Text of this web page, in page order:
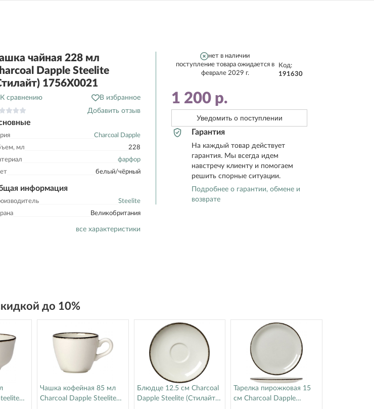
чайная 228 мл
Dapple Steelite
1756X0021
К сравнению
В избранное
Добавить отзыв
Charcoal Dapple
мл
228
фарфор
белый/чёрный
информация
Steelite
Великобритания
все характеристики
нет в наличии
поступление товара ожидается в
феврале 2029 г.
Код:
191630
1 200 р.
Уведомить о поступлении
Гарантия
На каждый товар действует
гарантия. Мы всегда идем
навстречу клиенту и помогаем
решить спорные ситуации.
Подробнее о гарантии, обмене и
возврате
до 10%
Чашка кофейная 85 мл
Charcoal Dapple Steelite
Блюдце 12.5 см Charcoal
Dapple Steelite (Стилайт)
Тарелка пирожковая 15
см Charcoal Dapple